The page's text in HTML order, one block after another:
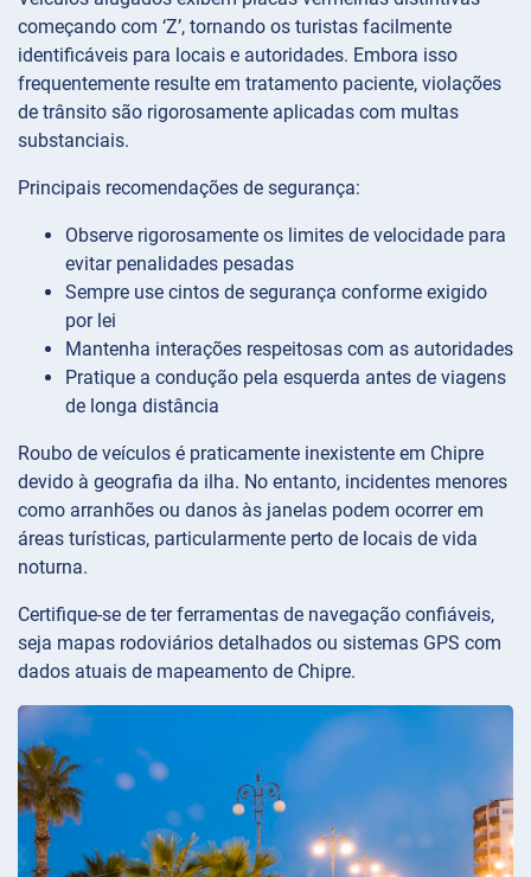
começando com ‘Z’, tornando os turistas facilmente
identificáveis para locais e autoridades. Embora isso
frequentemente resulte em tratamento paciente, violações
de trânsito são rigorosamente aplicadas com multas
substanciais.
Principais recomendações de segurança:
Observe rigorosamente os limites de velocidade para
evitar penalidades pesadas
Sempre use cintos de segurança conforme exigido
por lei
Mantenha interações respeitosas com as autoridades
Pratique a condução pela esquerda antes de viagens
de longa distância
Roubo de veículos é praticamente inexistente em Chipre
devido à geografia da ilha. No entanto, incidentes menores
como arranhões ou danos às janelas podem ocorrer em
áreas turísticas, particularmente perto de locais de vida
noturna.
Certifique-se de ter ferramentas de navegação confiáveis,
seja mapas rodoviários detalhados ou sistemas GPS com
dados atuais de mapeamento de Chipre.